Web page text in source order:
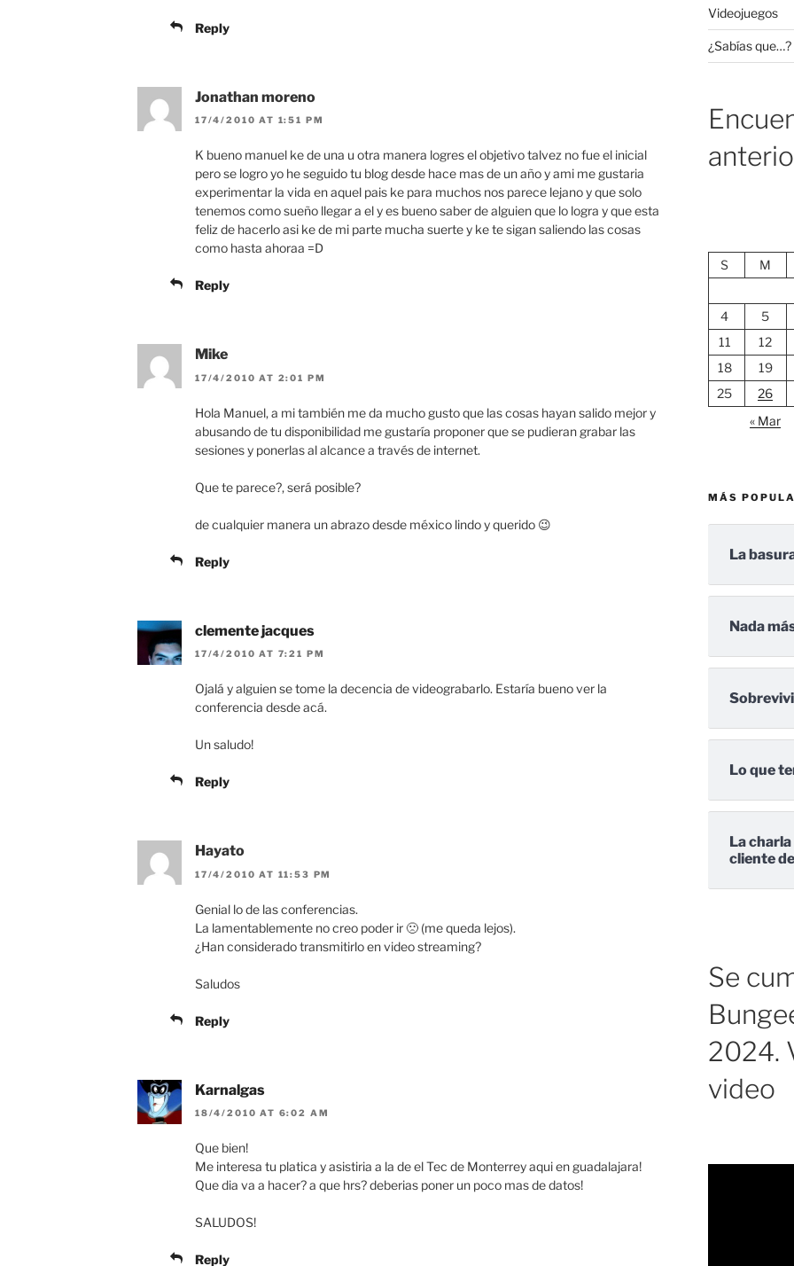
Reply
Jonathan moreno
17/4/2010 AT 1:51 PM
K bueno manuel ke de una u otra manera logres el objetivo talvez no fue el inicial
pero se logro yo he seguido tu blog desde hace mas de un año y ami me gustaria
experimentar la vida en aquel pais ke para muchos nos parece lejano y que solo
tenemos como sueño llegar a el y es bueno saber de alguien que lo logra y que esta
feliz de hacerlo asi ke de mi parte mucha suerte y ke te sigan saliendo las cosas
como hasta ahoraa =D
Reply
Mike
17/4/2010 AT 2:01 PM
Hola Manuel, a mi también me da mucho gusto que las cosas hayan salido mejor y
abusando de tu disponibilidad me gustaría proponer que se pudieran grabar las
sesiones y ponerlas al alcance a través de internet.
Que te parece?, será posible?
de cualquier manera un abrazo desde méxico lindo y querido 😉
Reply
clemente jacques
17/4/2010 AT 7:21 PM
Ojalá y alguien se tome la decencia de videograbarlo. Estaría bueno ver la
conferencia desde acá.
Un saludo!
Reply
Hayato
17/4/2010 AT 11:53 PM
Genial lo de las conferencias.
La lamentablemente no creo poder ir 🙁 (me queda lejos).
¿Han considerado transmitirlo en video streaming?
Saludos
Reply
Karnalgas
18/4/2010 AT 6:02 AM
Que bien!
Me interesa tu platica y asistiria a la de el Tec de Monterrey aqui en guadalajara!
Que dia va a hacer? a que hrs? deberias poner un poco mas de datos!
SALUDOS!
Reply
Videojuegos
¿Sabías que…?
S M
4
5
11
12
18
19
25
26
« Mar
MÁS
La
Nada
Lo que
La
cliente
Se
2024.
video